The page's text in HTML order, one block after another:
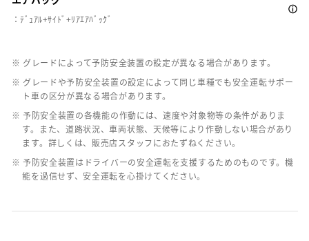
：ﾃﾞｭｱﾙ+ｻｲﾄﾞ+ﾘｱｴｱﾊﾞｯｸﾞ
※ グレードによって予防安全装置の設定が異なる場合があります。
※ グレードや予防安全装置の設定によって同じ車種でも安全運転サポー
ト車の区分が異なる場合があります。
※ 予防安全装置の各機能の作動には、速度や対象物等の条件がありま
す。また、道路状況、車両状態、天候等により作動しない場合があり
ます。詳しくは、販売店スタッフにおたずねください。
※ 予防安全装置はドライバーの安全運転を支援するためのものです。機
能を過信せず、安全運転を心掛けてください。